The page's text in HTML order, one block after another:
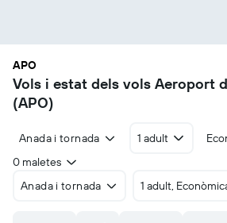
APO
Vols i estat dels vols Aeroport
(APO)
Anada i tornada 1 adult
0 maletes
Anada i tornada
1 adult,